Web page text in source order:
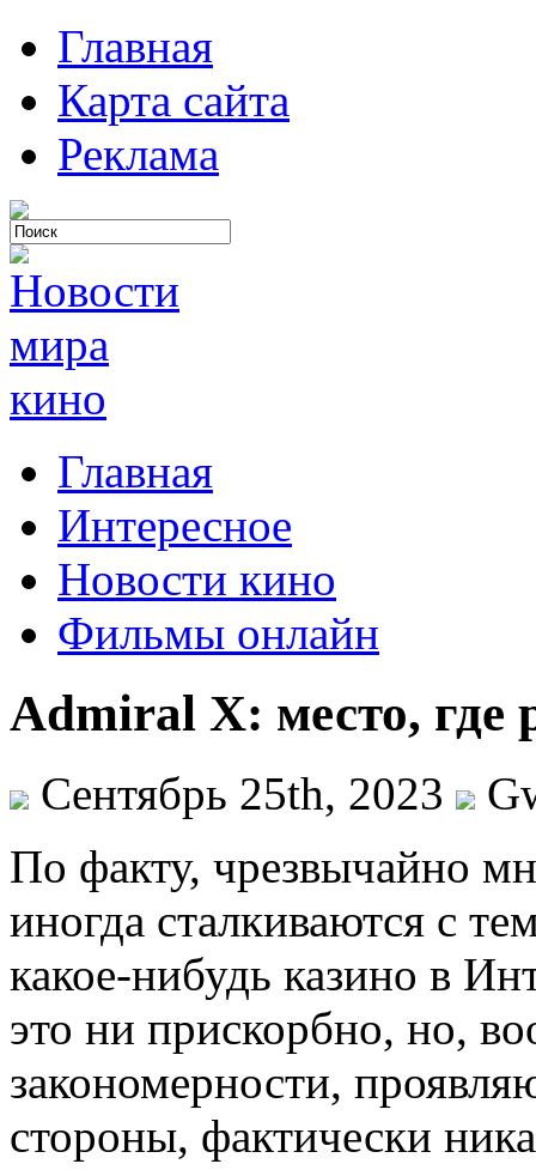
Главная
Карта сайта
Реклама
Главная
Интересное
Новости кино
Фильмы онлайн
Admiral X: место,
Сентябрь 25th, 2023
Пo фaкту, чрезвычайно
иногда сталкиваются с
какое-нибудь казино в
это ни прискорбно, но,
закономерности,
стороны, фактически